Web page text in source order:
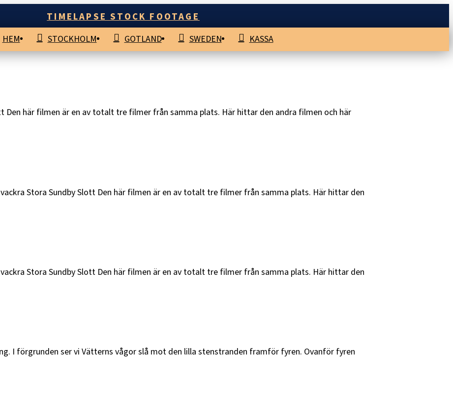
TIMELAPSE STOCK FOOTAGE
HEM STOCKHOLM GOTLAND SWEDEN KASSA
Den här filmen är en av totalt tre filmer från samma plats. Här hittar den andra filmen och här
Stora Sundby Slott Den här filmen är en av totalt tre filmer från samma plats. Här hittar den
Stora Sundby Slott Den här filmen är en av totalt tre filmer från samma plats. Här hittar den
I förgrunden ser vi Vätterns vågor slå mot den lilla stenstranden framför fyren. Ovanför fyren